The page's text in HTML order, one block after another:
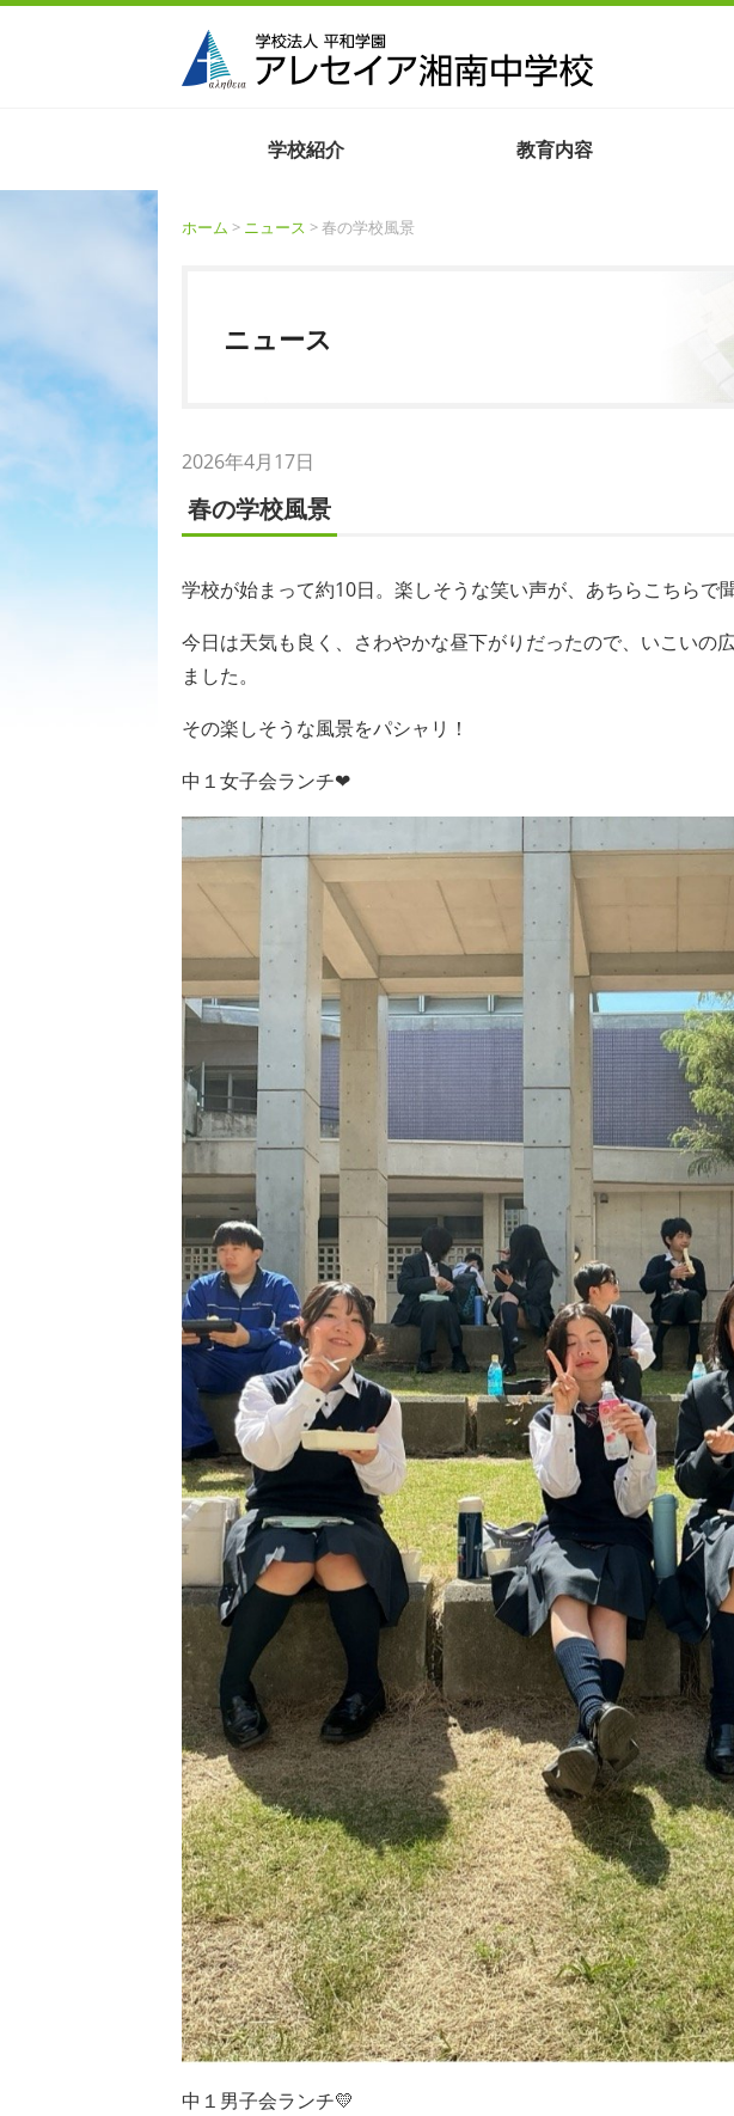
学校紹介 教育内容
ホーム > ニュース > 春の学校風景
ニュース
2026年4月17日
春の学校風景
学校が始まって約10日。楽しそうな笑い声が、あちらこちらで
今日は天気も良く、さわやかな昼下がりだったので、いこいの
ました。
その楽しそうな風景をパシャリ！
中１女子会ランチ❤
中１男子会ランチ💛